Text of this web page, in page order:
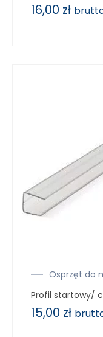
16,00 zł
Osprzęt do
Profil startowy/
15,00 zł